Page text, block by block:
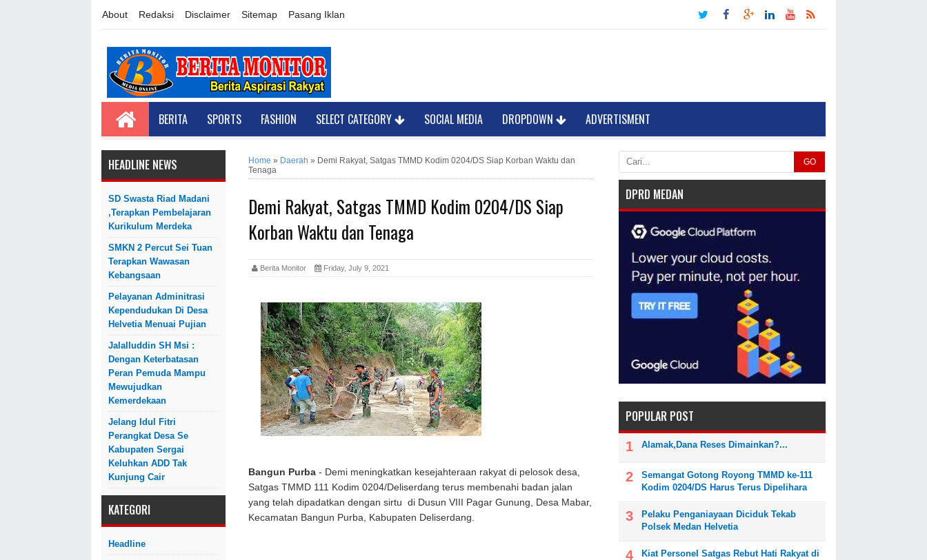
About Redaksi Disclaimer Sitemap Pasang Iklan
BERITA SPORTS FASHION SELECT CATEGORY SOCIAL MEDIA DROPDOWN ADVERTISMENT
HEADLINE NEWS
SD Swasta Riad Madani
,Terapkan Pembelajaran
Kurikulum Merdeka
SMKN 2 Percut Sei Tuan
Terapkan Wawasan
Kebangsaan
Pelayanan Adminitrasi
Kependudukan Di Desa
Helvetia Menuai Pujian
Jalalluddin SH Msi :
Dengan Keterbatasan
Peran Pemuda Mampu
Mewujudkan
Kemerdekaan
Jelang Idul Fitri
Perangkat Desa Se
Kabupaten Sergai
Keluhkan ADD Tak
Kunjung Cair
KATEGORI
Headline
Home » Daerah » Demi Rakyat, Satgas TMMD Kodim 0204/DS Siap Korban Waktu dan
Tenaga
Demi Rakyat, Satgas TMMD Kodim 0204/DS Siap
Korban Waktu dan Tenaga
Berita Monitor Friday, July 9, 2021
Bangun Purba - Demi meningkatkan kesejahteraan rakyat di pelosok desa,
Satgas TMMD 111 Kodim 0204/Deliserdang terus membenahi badan jalan
yang telah dipadatkan dengan sirtu di Dusun VIII Pagar Gunung, Desa Mabar,
Kecamatan Bangun Purba, Kabupaten Deliserdang.
GO
DPRD MEDAN
POPULAR POST
Alamak,Dana Reses Dimainkan?...
Semangat Gotong Royong TMMD ke-111
Kodim 0204/DS Harus Terus Dipelihara
Pelaku Penganiayaan Diciduk Tekab
Polsek Medan Helvetia
Kiat Personel Satgas Rebut Hati Rakyat di